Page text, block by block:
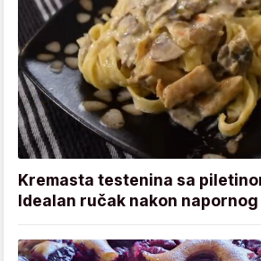
Kremasta testenina sa
Idealan ručak nakon napornog